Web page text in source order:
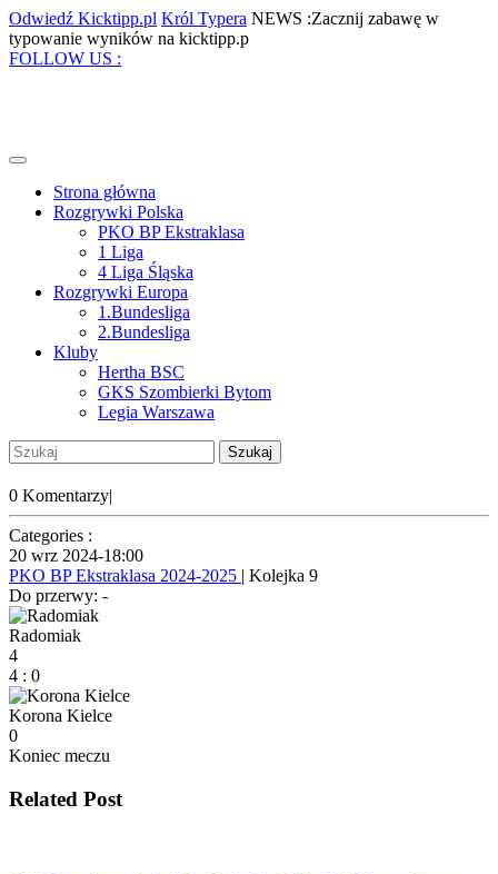
Skip
to
content
Odwiedź Kicktipp.pl Odwiedź
Kicktipp.pl
Król Typera Król
Typera
NEWS :Zacznij zabawę w
typowanie wyników na kicktipp.pZacznij
FOLLOW US :
Open
Strona główna
Rozgrywki Polska
PKO BP Ekstraklasa
1 Liga
4 Liga Śląska
Rozgrywki Europa
1.Bundesliga
2.Bundesliga
Kluby
Hertha BSC
GKS Szombierki Bytom
Legia Warszawa
Close
Menu
Szukaj:
Account
0 Komentarzy|
Categories :
20 wrz 2024-18:00
PKO BP Ekstraklasa 2024-2025 | Kolejka 9
Do przerwy: -
Radomiak
4
4 : 0
Korona Kielce
0
Koniec meczu
Related Post